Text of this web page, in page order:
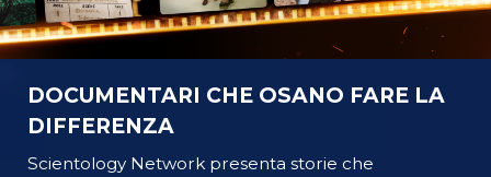
DOCUMENTARI CHE OSANO FARE LA
DIFFERENZA
Scientology Network presenta storie che